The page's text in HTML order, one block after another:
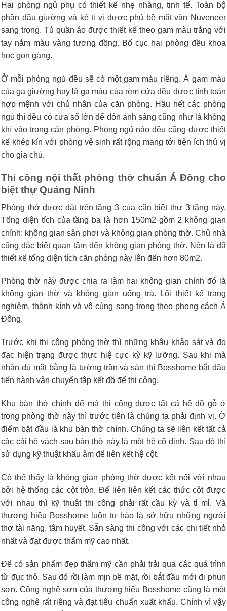
Hai phòng ngủ phụ có thiết kế nhẹ nhàng, tinh tế. Toàn bộ
phần đầu giường và kệ ti vi được phủ bề mặt vân Nuveneer
sang trọng. Tủ quần áo được thiết kế theo gam màu trắng với
tay nắm màu vàng tương đồng. Bố cục hai phòng đều khoa
học gọn gàng.
Ở mỗi phòng ngủ đều sẽ có một gam màu riêng. À gam màu
của ga giường hay là ga màu của rèm cửa đều được tính toán
hợp mệnh với chủ nhân của căn phòng. Hầu hết các phòng
ngủ thì đều có cửa sổ lớn để đón ánh sáng cũng như là không
khí vào trong căn phòng. Phòng ngủ nào đều cũng được thiết
kế khép kín với phòng vệ sinh rất rộng mang tới tiện ích thú vị
cho gia chủ.
Thi công nội thất phòng thờ chuẩn Á Đông cho
biệt thự Quảng Ninh
Phòng thờ được đặt trên tầng 3 của căn biệt thự 3 tầng này.
Tổng diện tích của tầng ba là hơn 150m2 gồm 2 không gian
chính: không gian sân phơi và không gian phòng thờ. Chủ nhà
cũng đặc biệt quan tâm đến không gian phòng thờ. Nên là đã
thiết kế tổng diện tích căn phòng này lên đến hơn 80m2.
Phòng thờ này được chia ra làm hai không gian chính đó là
không gian thờ và không gian uống trà. Lối thiết kế trang
nghiêm, thành kính và vô cùng sang trọng theo phong cách Á
Đông.
Trước khi thi công phòng thờ thì những khâu khảo sát và đo
đạc hiện trạng được thực hiệ cực kỳ kỹ lưỡng. Sau khi mà
nhận đủ mặt bằng là tường trần và sàn thì Bosshome bắt đầu
tiến hành vận chuyển tập kết đồ để thi công.
Khu bàn thờ chính để mà thi công được tất cả hệ đồ gỗ ở
trong phòng thờ này thì trước tiên là chúng ta phải định vị. Ờ
điểm bắt đầu là khu bàn thờ chính. Chúng ta sẽ liên kết tất cả
các cái hệ vách sau bàn thờ này là một hệ cố định. Sau đó thì
sử dụng kỹ thuật khấu âm để liên kết hệ cột.
Có thể thấy là không gian phòng thờ được kết nối với nhau
bởi hệ thống các cột tròn. Để liên liên kết các thức cột được
với nhau thì kỹ thuật thi công phải rất cầu kỳ và tỉ mỉ. Và
thương hiệu Bosshome luôn tự hào là sở hữu những người
thợ tài năng, tâm huyết. Sẵn sàng thi công với các chi tiết nhỏ
nhất và đạt được thẩm mỹ cao nhất.
Để có sản phẩm đẹp thẩm mỹ cần phải trải qua các quá trình
từ đục thô. Sau đó rồi làm mịn bề mặt, rồi bắt đầu mới đi phun
sơn. Công nghệ sơn của thương hiệu Bosshome cũng là một
công nghệ rất riêng và đạt tiêu chuẩn xuất khẩu. Chính vì vậy